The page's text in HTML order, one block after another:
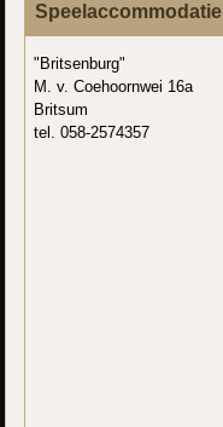
Speelaccommodatie
"Britsenburg"
M. v. Coehoornwei 16a
Britsum
tel. 058-2574357